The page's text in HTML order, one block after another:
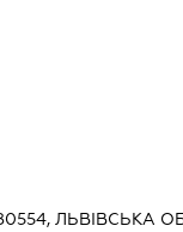
ЛЬВІВСЬКА